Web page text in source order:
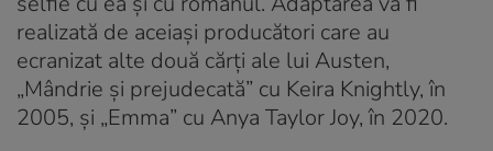
realizată de aceiași producători care au
ecranizat alte două cărți ale lui Austen,
„Mândrie și prejudecată” cu Keira Knightly, în
2005, și „Emma” cu Anya Taylor Joy, în 2020.